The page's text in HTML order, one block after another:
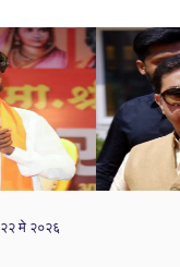
२२ मे २०२६